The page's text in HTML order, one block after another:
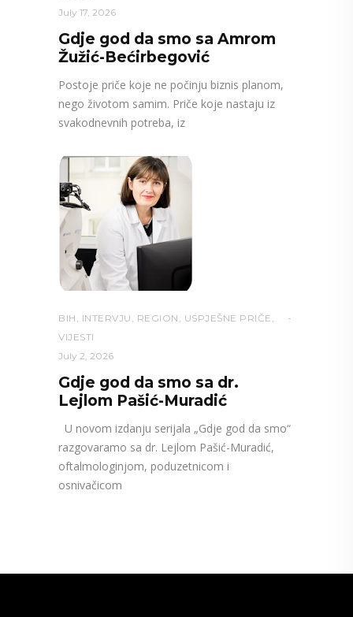
July 17, 2026
Gdje god da smo sa Amrom
Žužić-Bećirbegović
Postoje priče koje ne počinju biznis planom,
nego životom samim. Priče koje nastaju iz
svakodnevnih potreba, iz
BIH INTERVJU REGION USPJEŠNE PRIČE
VIJESTI
July 2, 2026
Gdje god da smo sa dr.
Lejlom Pašić-Muradić
U novom izdanju serijala „Gdje god da smo“
razgovaramo sa dr. Lejlom Pašić-Muradić,
oftalmologinjom, poduzetnicom i
osnivačicom